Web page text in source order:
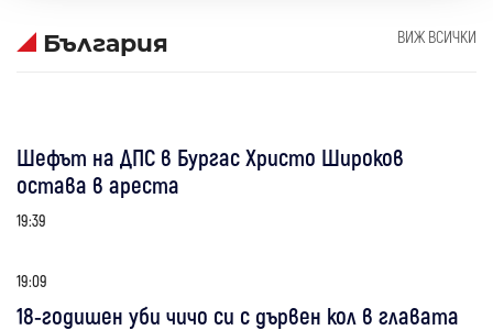
България ВИЖ ВСИЧКИ
Шефът на ДПС в Бургас Христо Широков
остава в ареста
19:39
19:09
18-годишен уби чичо си с дървен кол в главата